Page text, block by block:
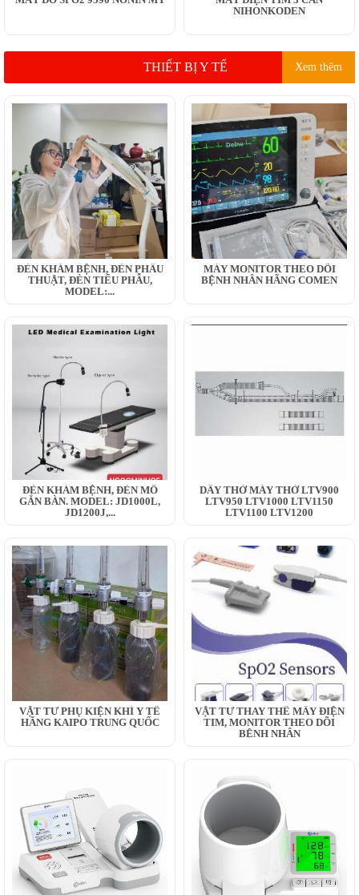
NIHONKODEN
THIẾT BỊ Y TẾ Xem thêm
ĐÈN KHÁM BỆNH, ĐÈN PHẪU
THUẬT, ĐÈN TIỂU PHẪU,
MODEL:...
MÁY MONITOR THEO DÕI
BỆNH NHÂN HÃNG COMEN
ĐÈN KHÁM BỆNH, ĐÈN MỔ
GẮN BÀN. MODEL: JD1000L,
JD1200J,...
DÂY THỞ MÁY THỞ LTV900
LTV950 LTV1000 LTV1150
LTV1100 LTV1200
VẬT TƯ PHỤ KIỆN KHÍ Y TẾ
HÃNG KAIPO TRUNG QUỐC
VẬT TƯ THAY THẾ MÂY ĐIỆN
TIM, MONITOR THEO DÕI
BỆNH NHÂN